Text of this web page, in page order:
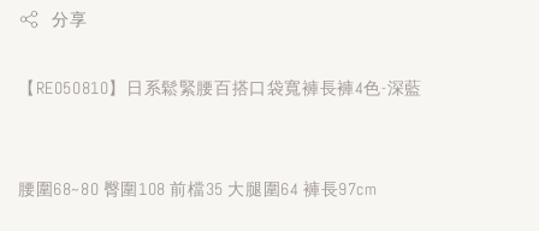
分享
【RE050810】日系鬆緊腰百搭口袋寬褲長褲4色-深藍
腰圍68~80 臀圍108 前檔35 大腿圍64 褲長97cm